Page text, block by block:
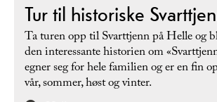
Tur til historiske
Ta turen opp til Svarttjenn på Helle og
den interessante historien om
egner seg for hele familien og er en fin
vår, sommer, høst og vinter.